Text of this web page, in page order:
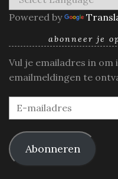
Powered by
abonneer je
Vul je emailadres in om
emailmeldingen te
E-
mailadres
Abonneren